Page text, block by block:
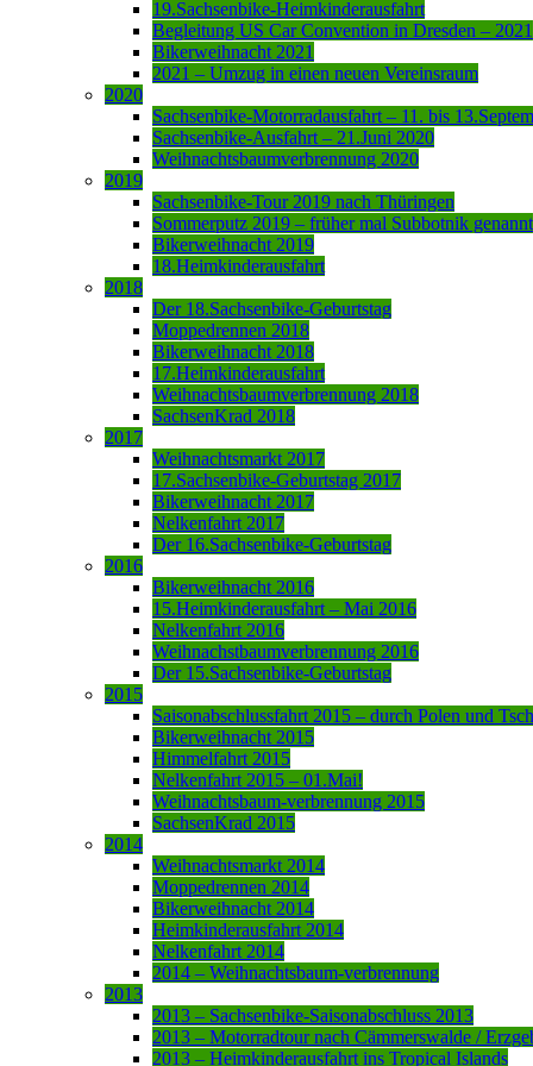
19.Sachsenbike-Heimkinderausfahrt
Begleitung US Car Convention in Dresden – 2021
Bikerweihnacht 2021
2021 – Umzug in einen neuen Vereinsraum
2020
Sachsenbike-Motorradausfahrt – 11. bis
Sachsenbike-Ausfahrt – 21.Juni 2020
Weihnachtsbaumverbrennung 2020
2019
Sachsenbike-Tour 2019 nach Thüringen
Sommerputz 2019 – früher mal Subbotnik genannt
Bikerweihnacht 2019
18.Heimkinderausfahrt
2018
Der 18.Sachsenbike-Geburtstag
Moppedrennen 2018
Bikerweihnacht 2018
17.Heimkinderausfahrt
Weihnachtsbaumverbrennung 2018
SachsenKrad 2018
2017
Weihnachtsmarkt 2017
17.Sachsenbike-Geburtstag 2017
Bikerweihnacht 2017
Nelkenfahrt 2017
Der 16.Sachsenbike-Geburtstag
2016
Bikerweihnacht 2016
15.Heimkinderausfahrt – Mai 2016
Nelkenfahrt 2016
Weihnachstbaumverbrennung 2016
Der 15.Sachsenbike-Geburtstag
2015
Saisonabschlussfahrt 2015 – durch Polen und
Bikerweihnacht 2015
Himmelfahrt 2015
Nelkenfahrt 2015 – 01.Mai!
Weihnachtsbaum-verbrennung 2015
SachsenKrad 2015
2014
Weihnachtsmarkt 2014
Moppedrennen 2014
Bikerweihnacht 2014
Heimkinderausfahrt 2014
Nelkenfahrt 2014
2014 – Weihnachtsbaum-verbrennung
2013
2013 – Sachsenbike-Saisonabschluss 2013
2013 – Motorradtour nach Cämmerswalde /
2013 – Heimkinderausfahrt ins Tropical Islands